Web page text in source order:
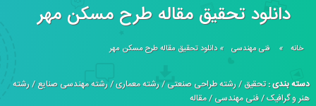
دانلود تحقیق مقاله طرح مسکن مهر
خانه » فنی مهندسی »دانلود تحقیق مقاله طرح مسکن مهر
دسته بندی :تحقیق/رشته طراحی صنعتی/رشته معماری/رشته مهندسی صنایع/رشته
هنر و گرافیک/فنی مهندسی/مقاله